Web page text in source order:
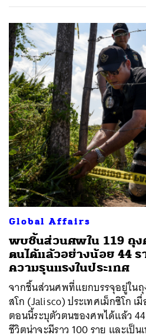
Global Affairs
พบชิ้นส่วนศพใน 119 ถุง
ตนได้แล้วอย่างน้อย 44
ความรุนแรงในประเทศ
จากชิ้นส่วนศพที่แยกบรรจุอยู่ในถุ
สโก (Jalisco) ประเทศเม็กซิโก
ตอนนี้ระบุตัวตนของศพได้แล้ว
ชีวิตน่าจะมีราว 100 ราย และเป็
SHARE TWEET